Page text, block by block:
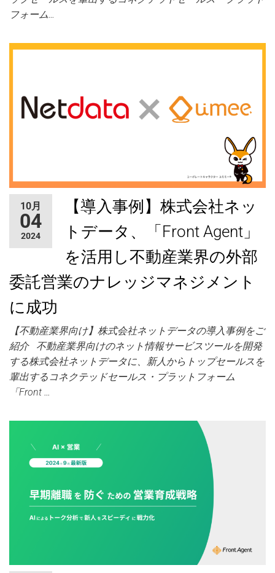
フォーム…
10月
04
2024
【導入事例】株式会社ネッ
トデータ、「Front Agent」
を活用し不動産業界の外部
委託営業のナレッジマネジメント
に成功
【不動産業界向け】株式会社ネットデータの導入事例をご
紹介 不動産業界向けのネット情報サービスツールを開発
する株式会社ネットデータに、新人からトップセールスを
輩出するコネクテッドセールス・プラットフォーム
「Front …